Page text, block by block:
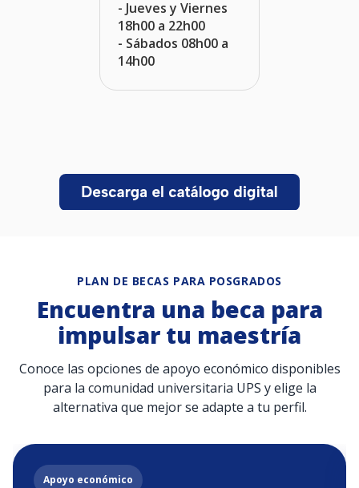
- Jueves y Viernes
18h00 a 22h00
- Sábados 08h00 a
14h00
PLAN DE BECAS PARA POSGRADOS
Encuentra una beca para
impulsar tu maestría
Conoce las opciones de apoyo económico disponibles
para la comunidad universitaria UPS y elige la
alternativa que mejor se adapte a tu perfil.
Apoyo económico